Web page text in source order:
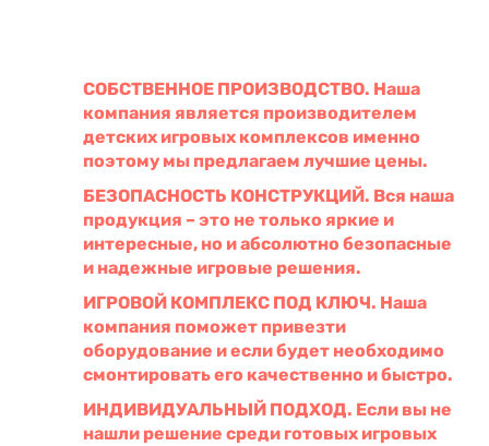
СОБСТВЕННОЕ ПРОИЗВОДСТВО. Наша
компания является производителем
детских игровых комплексов именно
поэтому мы предлагаем лучшие цены.
БЕЗОПАСНОСТЬ КОНСТРУКЦИЙ. Вся наша
продукция – это не только яркие и
интересные, но и абсолютно безопасные
и надежные игровые решения.
ИГРОВОЙ КОМПЛЕКС ПОД КЛЮЧ. Наша
компания поможет привезти
оборудование и если будет необходимо
смонтировать его качественно и быстро.
ИНДИВИДУАЛЬНЫЙ ПОДХОД. Если вы не
нашли решение среди готовых игровых